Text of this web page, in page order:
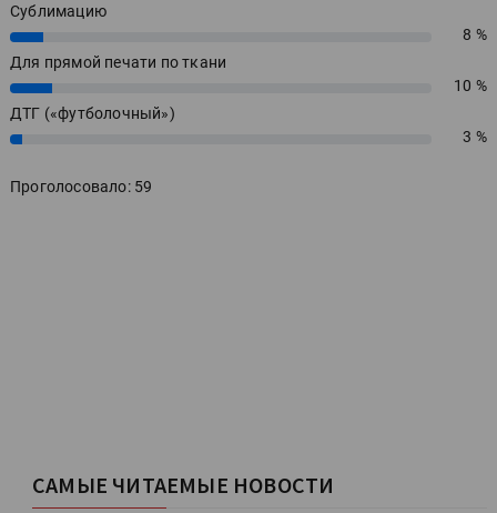
Сублимацию
8%
8 %
Для прямой печати по ткани
10%
10 %
ДТГ («футболочный»)
3% 3 %
Проголосовало: 59
САМЫЕ ЧИТАЕМЫЕ НОВОСТИ